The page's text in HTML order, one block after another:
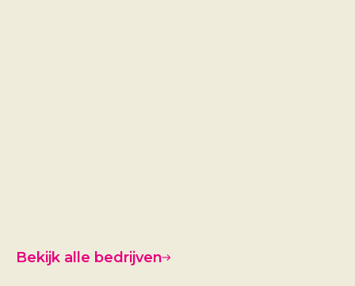
Bekijk alle bedrijven